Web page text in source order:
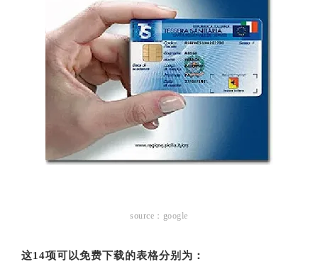
source：google
这14项可以免费下载的表格分别为：